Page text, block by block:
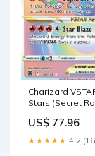
Charizard
Stars (Secret
US$ 77.96
★★★★★ 4.2